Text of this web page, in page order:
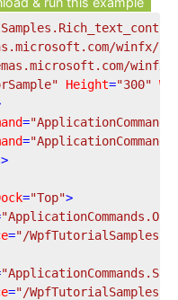
winfx/
winfx/
Height="300"
=
=
>
="Top">
="/
="/